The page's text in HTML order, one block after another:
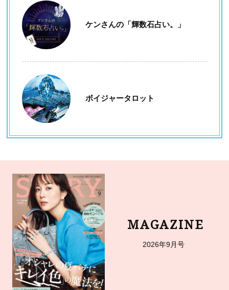
ケンさんの「輝数石占い。」
ボイジャータロット
MAGAZINE
2026年9月号